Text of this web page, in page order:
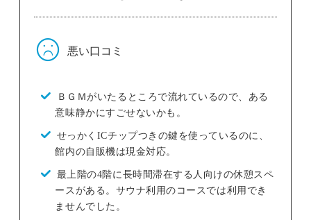
悪い口コミ
ＢＧＭがいたるところで流れているので、ある
意味静かにすごせないかも。
せっかくICチップつきの鍵を使っているのに、
館内の自販機は現金対応。
最上階の4階に長時間滞在する人向けの休憩スペ
ースがある。サウナ利用のコースでは利用でき
ませんでした。